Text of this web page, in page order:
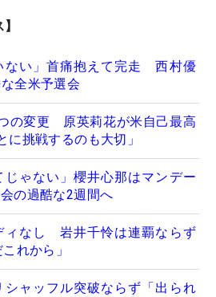
ない」首痛抱えて完走 西村優
全米予選会
の変更 原英莉花が米自己最高
に挑戦するのも大切」
じゃない」櫻井心那はマンデー
の過酷な2週間へ
ィなし 岩井千怜は連覇ならず
れから」
シャッフル突破ならず「出られ